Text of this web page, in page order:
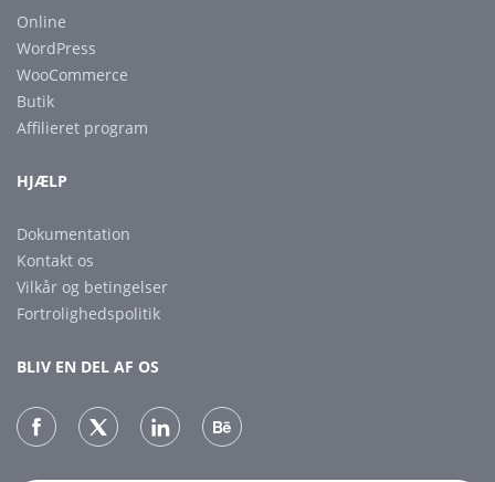
Online
WordPress
WooCommerce
Butik
Affilieret program
HJÆLP
Dokumentation
Kontakt os
Vilkår og betingelser
Fortrolighedspolitik
BLIV EN DEL AF OS